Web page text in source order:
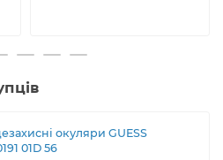
окуляри GUESS
01D 56